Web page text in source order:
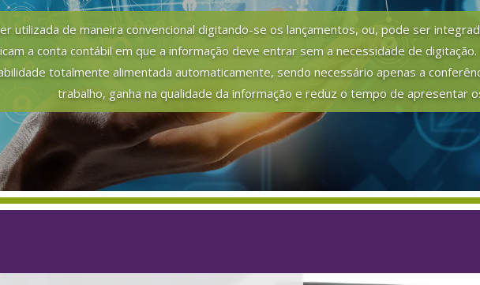
utilizada de maneira convencional digitando-se os lançamentos, ou, pode ser
a conta contábil em que a informação deve entrar sem a necessidade de
totalmente alimentada automaticamente, sendo necessário apenas a
trabalho, ganha na qualidade da informação e reduz o tempo de apresentar